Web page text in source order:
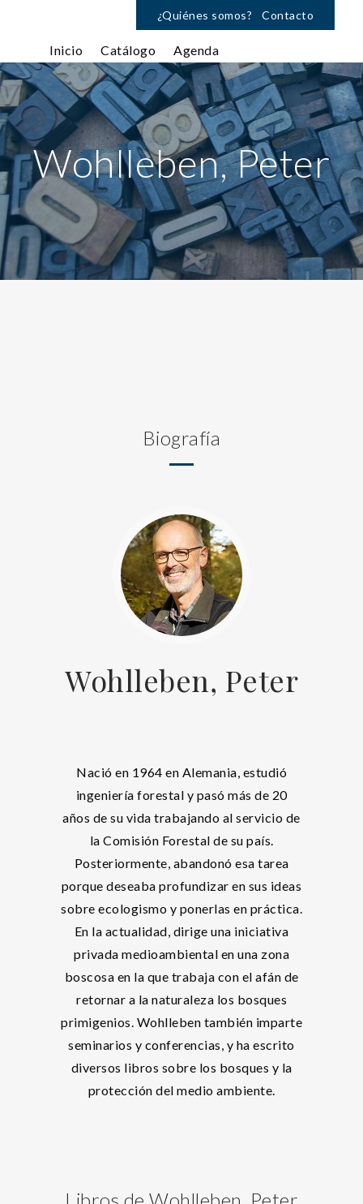
¿Quiénes somos? Contacto
Inicio Catálogo Agenda
Wohlleben, Peter
Biografía
Wohlleben, Peter
Nació en 1964 en Alemania, estudió
ingeniería forestal y pasó más de 20
años de su vida trabajando al servicio de
la Comisión Forestal de su país.
Posteriormente, abandonó esa tarea
porque deseaba profundizar en sus ideas
sobre ecologismo y ponerlas en práctica.
En la actualidad, dirige una iniciativa
privada medioambiental en una zona
boscosa en la que trabaja con el afán de
retornar a la naturaleza los bosques
primigenios. Wohlleben también imparte
seminarios y conferencias, y ha escrito
diversos libros sobre los bosques y la
protección del medio ambiente.